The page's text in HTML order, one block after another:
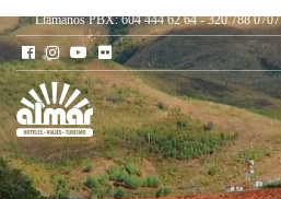
Llámanos PBX: 604 444 62 64 - 320 788 0707